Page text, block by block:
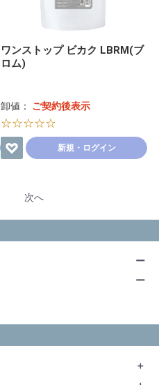
ー
ー
＋
ワンストップ ビカク LBRM(ブ
ロム)
卸値： ご契約後表示
☆☆☆☆☆
新規・ログイン
次へ